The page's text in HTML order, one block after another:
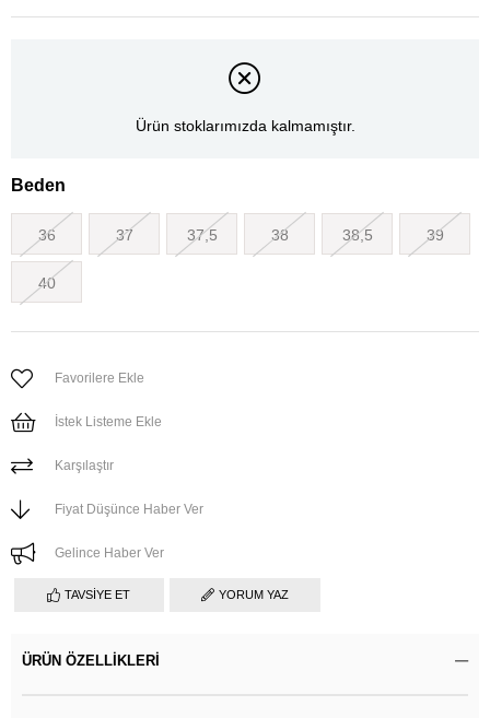
Ürün stoklarımızda kalmamıştır.
Beden
36 37 37,5 38 38,5 39
40
Favorilere Ekle
İstek Listeme Ekle
Karşılaştır
Fiyat Düşünce Haber Ver
Gelince Haber Ver
TAVSIYE ET YORUM YAZ
ÜRÜN ÖZELLIKLERI